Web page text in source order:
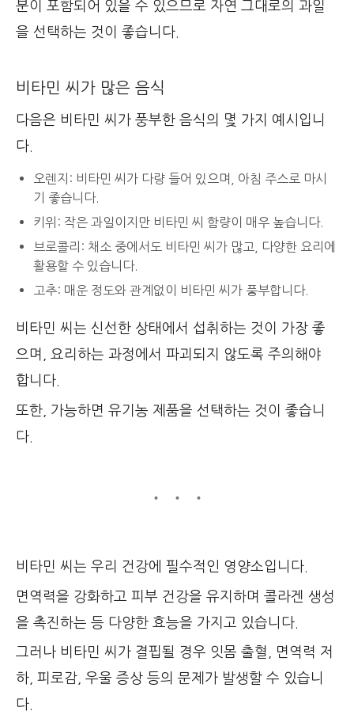
분이 포함되어 있을 수 있으므로 자연 그대로의 과일
을 선택하는 것이 좋습니다.
비타민 씨가 많은 음식
다음은 비타민 씨가 풍부한 음식의 몇 가지 예시입니
다.
오렌지: 비타민 씨가 다량 들어 있으며, 아침 주스로 마시
기 좋습니다.
키위: 작은 과일이지만 비타민 씨 함량이 매우 높습니다.
브로콜리: 채소 중에서도 비타민 씨가 많고, 다양한 요리에
활용할 수 있습니다.
고추: 매운 정도와 관계없이 비타민 씨가 풍부합니다.
비타민 씨는 신선한 상태에서 섭취하는 것이 가장 좋
으며, 요리하는 과정에서 파괴되지 않도록 주의해야
합니다.
또한, 가능하면 유기농 제품을 선택하는 것이 좋습니
다.
비타민 씨는 우리 건강에 필수적인 영양소입니다.
면역력을 강화하고 피부 건강을 유지하며 콜라겐 생성
을 촉진하는 등 다양한 효능을 가지고 있습니다.
그러나 비타민 씨가 결핍될 경우 잇몸 출혈, 면역력 저
하, 피로감, 우울 증상 등의 문제가 발생할 수 있습니
다.